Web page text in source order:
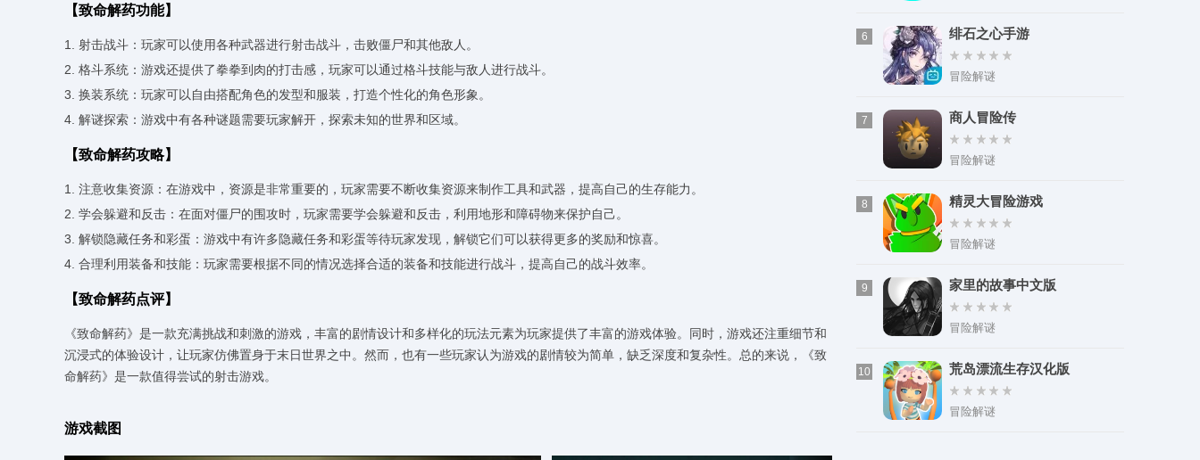
【致命解药功能】
1. 射击战斗：玩家可以使用各种武器进行射击战斗，击败僵尸和其他敌人。
2. 格斗系统：游戏还提供了拳拳到肉的打击感，玩家可以通过格斗技能与敌人进行战斗。
3. 换装系统：玩家可以自由搭配角色的发型和服装，打造个性化的角色形象。
4. 解谜探索：游戏中有各种谜题需要玩家解开，探索未知的世界和区域。
【致命解药攻略】
1. 注意收集资源：在游戏中，资源是非常重要的，玩家需要不断收集资源来制作工具和武器，提高自己的生存能力。
2. 学会躲避和反击：在面对僵尸的围攻时，玩家需要学会躲避和反击，利用地形和障碍物来保护自己。
3. 解锁隐藏任务和彩蛋：游戏中有许多隐藏任务和彩蛋等待玩家发现，解锁它们可以获得更多的奖励和惊喜。
4. 合理利用装备和技能：玩家需要根据不同的情况选择合适的装备和技能进行战斗，提高自己的战斗效率。
【致命解药点评】
《致命解药》是一款充满挑战和刺激的游戏，丰富的剧情设计和多样化的玩法元素为玩家提供了丰富的游戏体验。同时，游戏还注重细节和
沉浸式的体验设计，让玩家仿佛置身于末日世界之中。然而，也有一些玩家认为游戏的剧情较为简单，缺乏深度和复杂性。总的来说，《致
命解药》是一款值得尝试的射击游戏。
游戏截图
6 绯石之心手游
冒险解谜
7 商人冒险传
冒险解谜
8 精灵大冒险游戏
冒险解谜
9 家里的故事中文版
冒险解谜
10 荒岛漂流生存汉化版
冒险解谜